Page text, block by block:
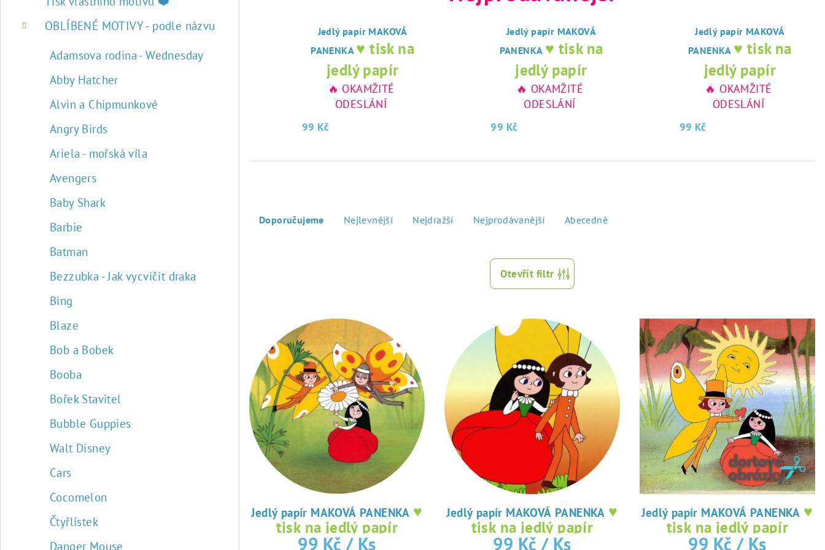
OBLÍBENÉ MOTIVY - podle názvu
Adamsova rodina - Wednesday
Abby Hatcher
Alvin a Chipmunkové
Angry Birds
Ariela - mořská víla
Avengers
Baby Shark
Barbie
Batman
Bezzubka - Jak vycvičit draka
Bing
Blaze
Bob a Bobek
Booba
Bořek Stavitel
Bubble Guppies
Walt Disney
Cars
Cocomelon
Čtyřlístek
Danger Mouse
Jedlý papír MAKOVÁ
PANENKA ♥ tisk na
jedlý papír
🔥 OKAMŽITÉ
ODESLÁNÍ
99 Kč
Jedlý papír MAKOVÁ
PANENKA ♥ tisk na
jedlý papír
🔥 OKAMŽITÉ
ODESLÁNÍ
99 Kč
Jedlý papír MAKOVÁ
PANENKA ♥ tisk na
jedlý papír
🔥 OKAMŽITÉ
ODESLÁNÍ
99 Kč
a
r
o
d
u
k
ů
Doporučujeme Nejlevnější Nejdražší Nejprodávanější Abecedně
Otevřít filtr
p
i
s
p
d
Jedlý papír MAKOVÁ PANENKA ♥
tisk na jedlý papír
99 Kč / Ks
Jedlý papír MAKOVÁ PANENKA ♥
tisk na jedlý papír
99 Kč / Ks
Jedlý papír MAKOVÁ PANENKA ♥
tisk na jedlý papír
99 Kč / Ks